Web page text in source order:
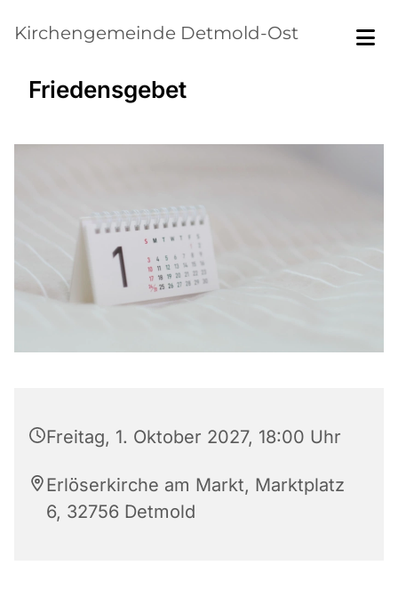
Kirchengemeinde Detmold-Ost
Friedensgebet
Freitag, 1. Oktober 2027, 18:00 Uhr
Erlöserkirche am Markt, Marktplatz
6, 32756 Detmold